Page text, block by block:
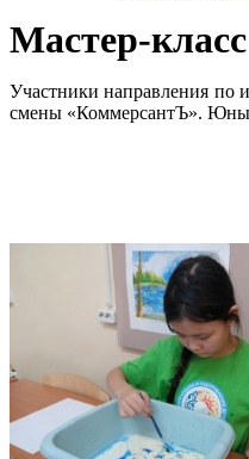
Мастер-
Участники направления по
смены «КоммерсантЪ». Юные